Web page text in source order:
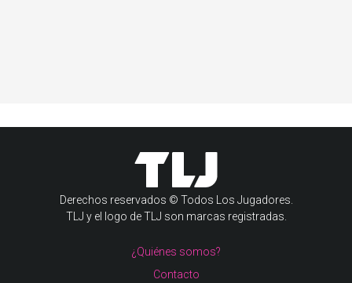
Derechos reservados © Todos Los Jugadores.
TLJ y el logo de TLJ son marcas registradas.
¿Quiénes somos?
Contacto